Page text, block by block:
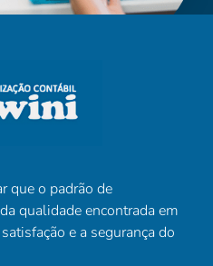
que o padrão de
qualidade encontrada em
e a segurança do